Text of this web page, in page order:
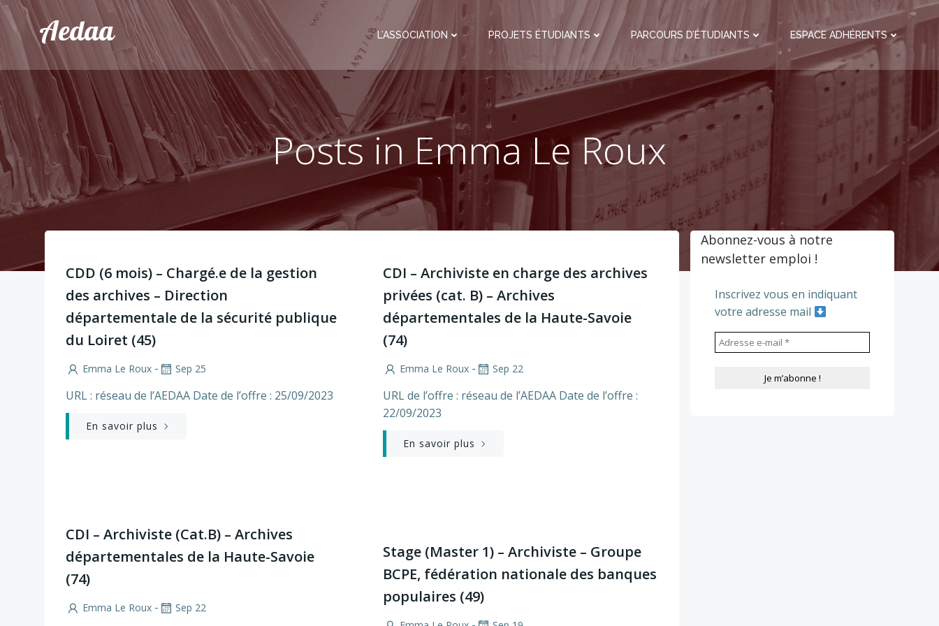
Aller
au
contenuAedaa L’ASSOCIATION PROJETS ÉTUDIANTS PARCOURS D’ÉTUDIANTS ESPACE ADHÉRENTS
Posts inEmma Le Roux
CDD (6 mois) – Chargé.e de la gestion
des archives – Direction
départementale de la sécurité publique
du Loiret (45)
Emma Le Roux - Sep 25
URL : réseau de l’AEDAA Date de l’offre : 25/09/2023
En savoir plus
CDI – Archiviste en charge des archives
privées (cat. B) – Archives
départementales de la Haute-Savoie
(74)
Emma Le Roux - Sep 22
URL de l’offre : réseau de l’AEDAA Date de l’offre :
22/09/2023
En savoir plus
CDI – Archiviste (Cat.B) – Archives
départementales de la Haute-Savoie
(74)
Emma Le Roux - Sep 22
Stage (Master 1) – Archiviste – Groupe
BCPE, fédération nationale des banques
populaires (49)
Abonnez-vous à notre
newsletter emploi !
Inscrivez vous en indiquant
votre adresse mail